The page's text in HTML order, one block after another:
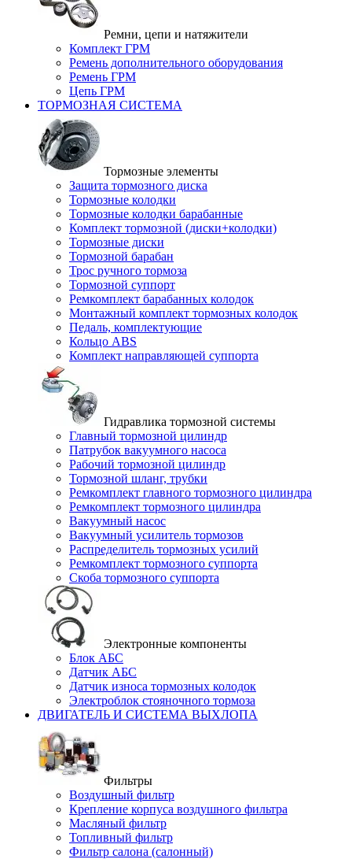
Ремни, цепи и натяжители
Комплект ГРМ
Ремень дополнительного оборудования
Ремень ГРМ
Цепь ГРМ
ТОРМОЗНАЯ СИСТЕМА
Тормозные элементы
Защита тормозного диска
Тормозные колодки
Тормозные колодки барабанные
Комплект тормозной (диски+колодки)
Тормозные диски
Тормозной барабан
Трос ручного тормоза
Тормозной суппорт
Ремкомплект барабанных колодок
Монтажный комплект тормозных колодок
Педаль, комплектующие
Кольцо ABS
Комплект направляющей суппорта
Гидравлика тормозной системы
Главный тормозной цилиндр
Патрубок вакуумного насоса
Рабочий тормозной цилиндр
Тормозной шланг, трубки
Ремкомплект главного тормозного цилиндра
Ремкомплект тормозного цилиндра
Вакуумный насос
Вакуумный усилитель тормозов
Распределитель тормозных усилий
Ремкомплект тормозного суппорта
Скоба тормозного суппорта
Электронные компоненты
Блок АБС
Датчик АБС
Датчик износа тормозных колодок
Электроблок стояночного тормоза
ДВИГАТЕЛЬ И СИСТЕМА ВЫХЛОПА
Фильтры
Воздушный фильтр
Крепление корпуса воздушного фильтра
Масляный фильтр
Топливный фильтр
Фильтр салона (салонный)